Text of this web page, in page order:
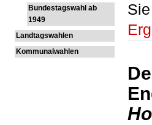
Bundestagswahl ab
1949
Landtagswahlen
Kommunalwahlen